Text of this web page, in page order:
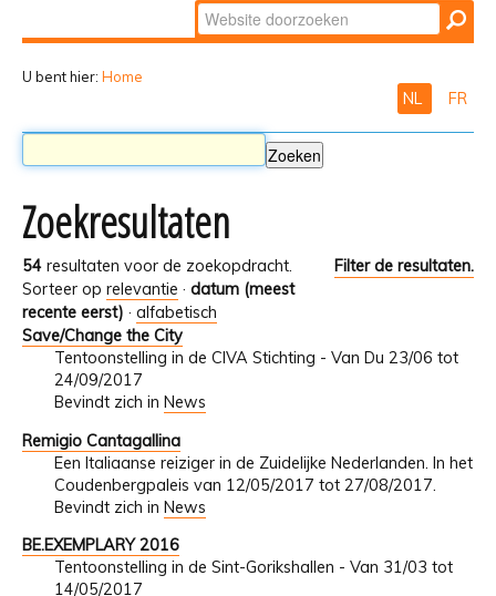
Zoek
Geavanceerd
U bent hier: Home
NL FR
Zoekresultaten
54 resultaten voor de zoekopdracht.
Filter de resultaten.
Sorteer op relevantie · datum (meest
recente eerst) · alfabetisch
Save/Change the City
Tentoonstelling in de CIVA Stichting - Van Du 23/06 tot
24/09/2017
Bevindt zich in News
Remigio Cantagallina
Een Italiaanse reiziger in de Zuidelijke Nederlanden. In het
Coudenbergpaleis van 12/05/2017 tot 27/08/2017.
Bevindt zich in News
BE.EXEMPLARY 2016
Tentoonstelling in de Sint-Gorikshallen - Van 31/03 tot
14/05/2017